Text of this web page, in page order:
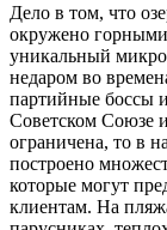
Дело в том, что
окружено
уникальный
недаром во
партийные боссы
Советском Союзе
ограничена, то в
построено
которые могут
клиентам. На